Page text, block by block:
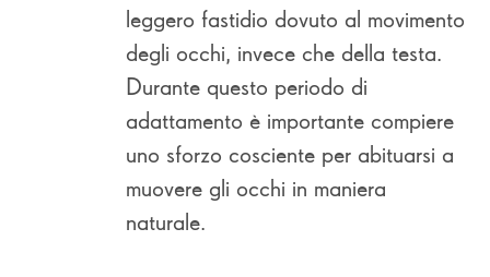
leggero fastidio dovuto al movimento
degli occhi, invece che della testa.
Durante questo periodo di
adattamento è importante compiere
uno sforzo cosciente per abituarsi a
muovere gli occhi in maniera
naturale.